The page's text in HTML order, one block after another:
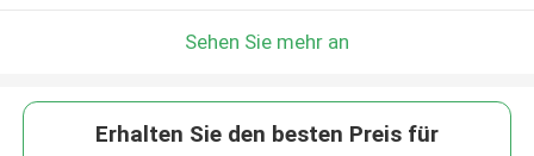
Sehen Sie mehr an
Erhalten Sie den besten Preis für